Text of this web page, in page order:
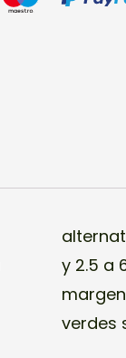
y 2.5 a
verdes